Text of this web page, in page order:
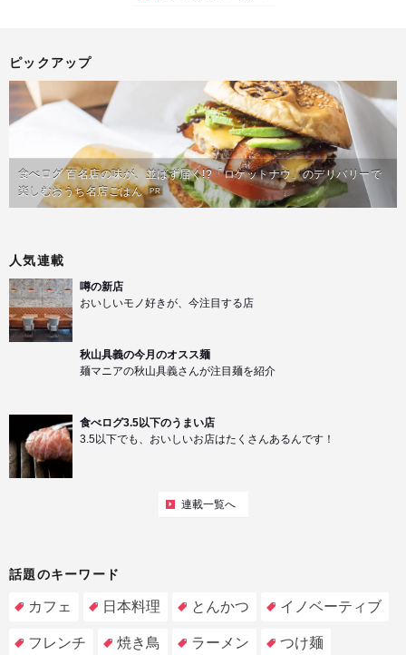
ピックアップ
食べログ 百名店の味が、並ばず届く!?「ロケットナウ」のデリバリーで
楽しむおうち名店ごはん PR
人気連載
噂の新店
おいしいモノ好きが、今注目する店
秋山具義の今月のオスス麺
麺マニアの秋山具義さんが注目麺を紹介
食べログ3.5以下のうまい店
3.5以下でも、おいしいお店はたくさんあるんです！
連載一覧へ
話題のキーワード
カフェ 日本料理 とんかつ イノベーティブ
フレンチ 焼き鳥 ラーメン つけ麺